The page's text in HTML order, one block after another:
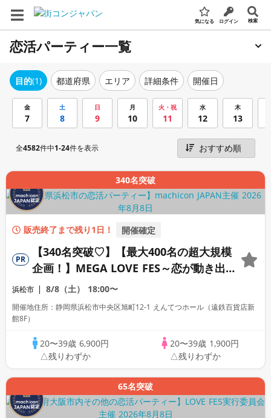
気になる ログイン 検索
恋活パーティー一覧
目的(1) 都道府県 エリア 詳細条件 開催日
金
7
土
8
日
9
月
10
火・祝
11
水
12
木
13
全4582件中1-24件を表示
340名突破
販売終了まで残り1日！ 開催確定
PR
【340名突破♡】【最大400名の超大規模
企画！】MEGA LOVE FES～恋が動き出す
出会いの祭典～
浜松市 8/8（土） 18:00〜
開催地住所：静岡県浜松市中央区旭町12-1 えんてつホール（遠鉄百貨店新
館8F）
20〜39歳 6,900円
△残りわずか
20〜39歳 1,900円
△残りわずか
65名突破